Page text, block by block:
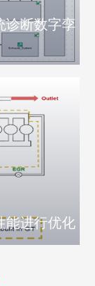
诊断数字孪
能进行优化